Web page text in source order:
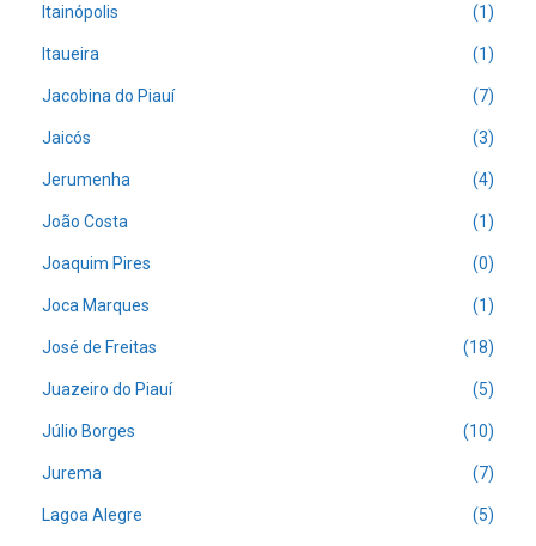
Itainópolis (1)
Itaueira (1)
Jacobina do Piauí (7)
Jaicós (3)
Jerumenha (4)
João Costa (1)
Joaquim Pires (0)
Joca Marques (1)
José de Freitas (18)
Juazeiro do Piauí (5)
Júlio Borges (10)
Jurema (7)
Lagoa Alegre (5)